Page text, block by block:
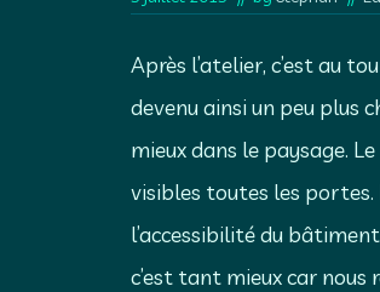
Périgord
Vert
Après l’atelier, c’est au
devenu ainsi un peu plus
mieux dans le paysage.
visibles toutes les
l’accessibilité du
c’est tant mieux car nous